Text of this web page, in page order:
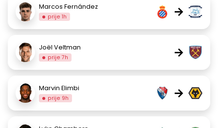
Marcos Fernández
prije 1h →
Joël Veltman
prije 7h →
Marvin Elimbi
prije 9h →